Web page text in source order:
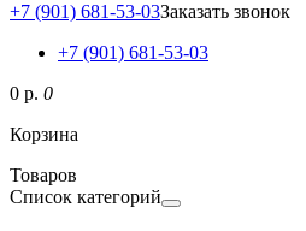
+7 (901) 681-53-03Заказать звонок
+7 (901) 681-53-03
0 р. 0
Корзина
Товаров
Список категорий